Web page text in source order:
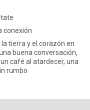
conexión
tierra y el corazón en
buena conversación,
café al atardecer, una
rumbo